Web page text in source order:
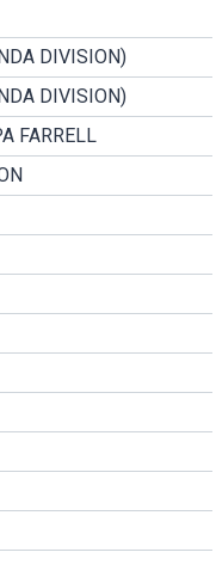
DIVISION)
DIVISION)
FARRELL